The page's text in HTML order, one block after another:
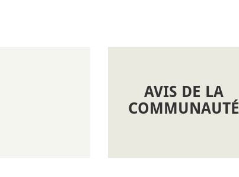
AVIS DE LA
COMMUNAUTÉ